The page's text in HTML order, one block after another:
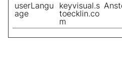
userLangu
age
keyvisual.s
toecklin.co
m